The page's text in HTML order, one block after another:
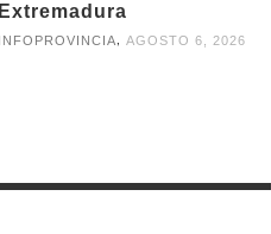
Extremadura
INFOPROVINCIA, AGOSTO 6, 2026